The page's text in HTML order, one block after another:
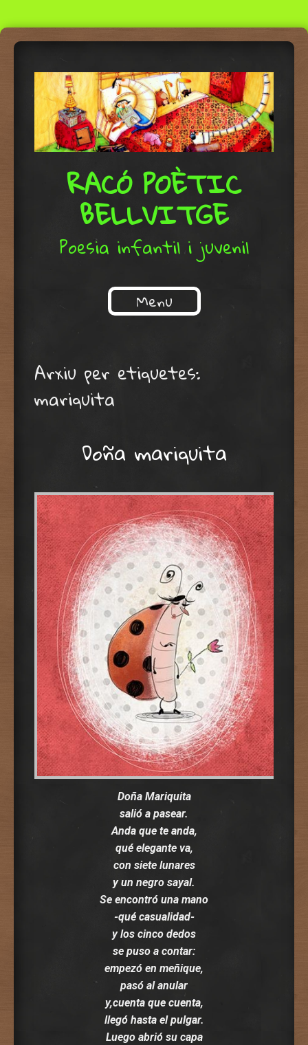
RACÓ POÈTIC
BELLVITGE
Poesia infantil i juvenil
Menu
Arxiu per etiquetes:
mariquita
Doña mariquita
Doña Mariquita
salió a pasear.
Anda que te anda,
qué elegante va,
con siete lunares
y un negro sayal.
Se encontró una mano
-qué casualidad-
y los cinco dedos
se puso a contar:
empezó en meñique,
pasó al anular
y,cuenta que cuenta,
llegó hasta el pulgar.
Luego abrió su capa